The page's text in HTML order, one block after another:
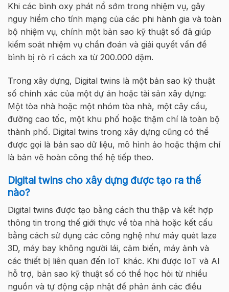
Khi các bình oxy phát nổ sớm trong nhiệm vụ, gây
nguy hiểm cho tính mạng của các phi hành gia và toàn
bộ nhiệm vụ, chính một bản sao kỹ thuật số đã giúp
kiểm soát nhiệm vụ chẩn đoán và giải quyết vấn đề
bình bị rò rỉ cách xa từ 200.000 dặm.
Trong xây dựng, Digital twins là một bản sao kỹ thuật
số chính xác của một dự án hoặc tài sản xây dựng:
Một tòa nhà hoặc một nhóm tòa nhà, một cây cầu,
đường cao tốc, một khu phố hoặc thậm chí là toàn bộ
thành phố. Digital twins trong xây dựng cũng có thể
được gọi là bản sao dữ liệu, mô hình ảo hoặc thậm chí
là bản vẽ hoàn công thế hệ tiếp theo.
Digital twins cho xây dựng được tạo ra thế
nào?
Digital twins được tạo bằng cách thu thập và kết hợp
thông tin trong thế giới thực về tòa nhà hoặc kết cấu
bằng cách sử dụng các công nghệ như máy quét laze
3D, máy bay không người lái, cảm biến, máy ảnh và
các thiết bị liên quan đến IoT khác. Khi được IoT và AI
hỗ trợ, bản sao kỹ thuật số có thể học hỏi từ nhiều
nguồn và tự động cập nhật để phản ánh các điều